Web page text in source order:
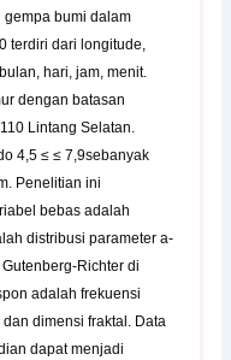
gempa bumi dalam
terdiri dari longitude,
hari, jam, menit.
dengan batasan
Lintang Selatan.
4,5 ≤ ≤ 7,9sebanyak
Penelitian ini
bebas adalah
distribusi parameter a-
Richter di
adalah frekuensi
dimensi fraktal. Data
dapat menjadi